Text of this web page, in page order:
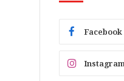
Facebook